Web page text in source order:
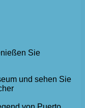
Sie
und sehen Sie